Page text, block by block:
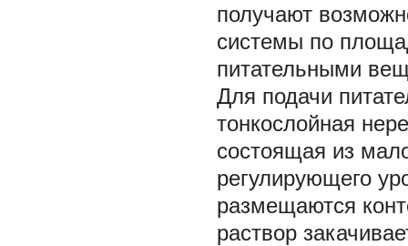
получают
системы по
питательными
Для подачи
тонкослойная
состоящая из
регулирующего
размещаются
раствор